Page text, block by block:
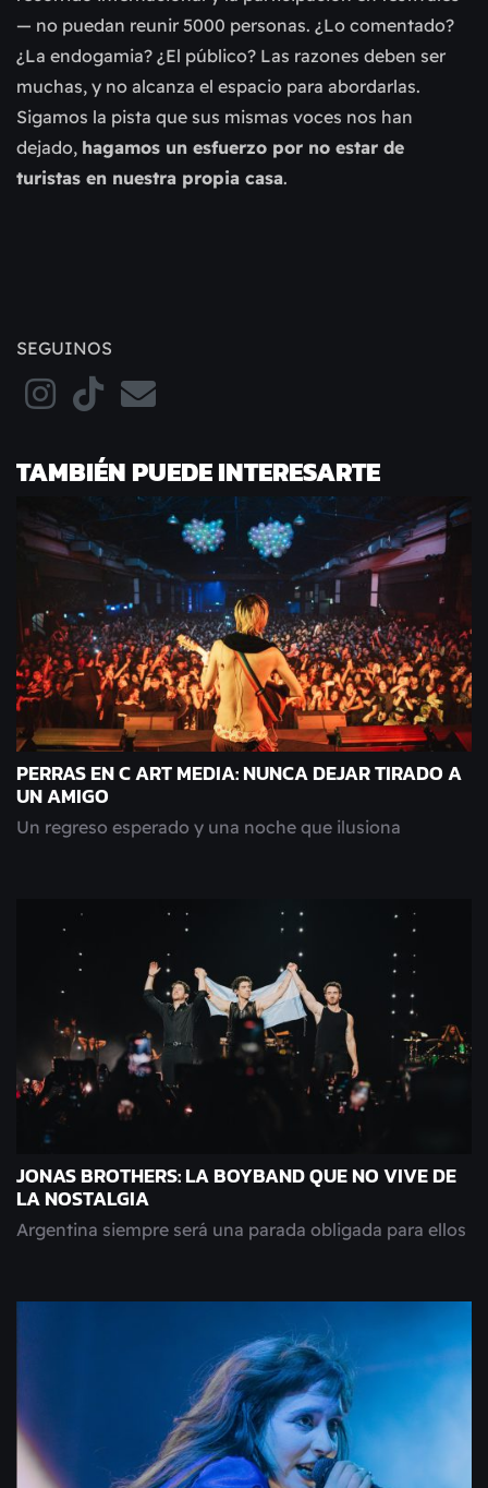
— no puedan reunir 5000 personas. ¿Lo comentado?
¿La endogamia? ¿El público? Las razones deben ser
muchas, y no alcanza el espacio para abordarlas.
Sigamos la pista que sus mismas voces nos han
dejado, hagamos un esfuerzo por no estar de
turistas en nuestra propia casa.
SEGUINOS
TAMBIÉN PUEDE INTERESARTE
PERRAS EN C ART MEDIA: NUNCA DEJAR TIRADO A
UN AMIGO
Un regreso esperado y una noche que ilusiona
JONAS BROTHERS: LA BOYBAND QUE NO VIVE DE
LA NOSTALGIA
Argentina siempre será una parada obligada para ellos